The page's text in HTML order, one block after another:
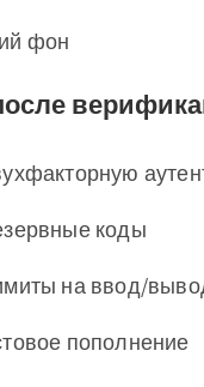
фон
коды
на ввод/
пополнение